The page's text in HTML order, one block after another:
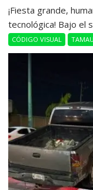
​¡Fiesta grande,
tecnológica! Bajo el
CÓDIGO VISUAL